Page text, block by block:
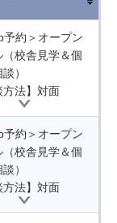
予約＞オープン
（校舎見学＆個
）
方法】対面
予約＞オープン
（校舎見学＆個
）
方法】対面